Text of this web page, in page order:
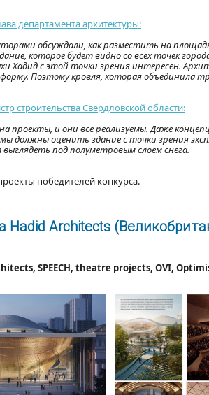
департамента архитектуры:
обсуждали, как разместить на
которое будет видно со всех точек
Хадид с этой точки зрения интересен.
Поэтому кровля, которая объединила
строительства Свердловской области:
проекты, и они все реализуемы. Даже
должны оценить здание с точки зрения
выглядеть под полуметровым слоем снега.
победителей конкурса.
Hadid Architects
SPEECH, theatre projects, OVI,